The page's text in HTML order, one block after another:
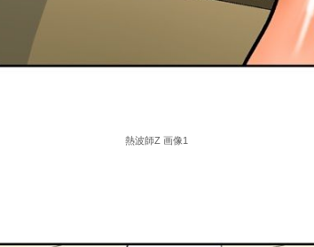
熱波師Z 画像1